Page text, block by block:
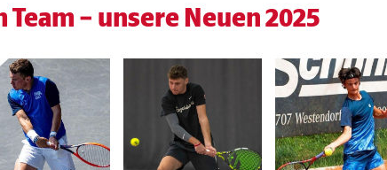
– unsere Neuen 2025